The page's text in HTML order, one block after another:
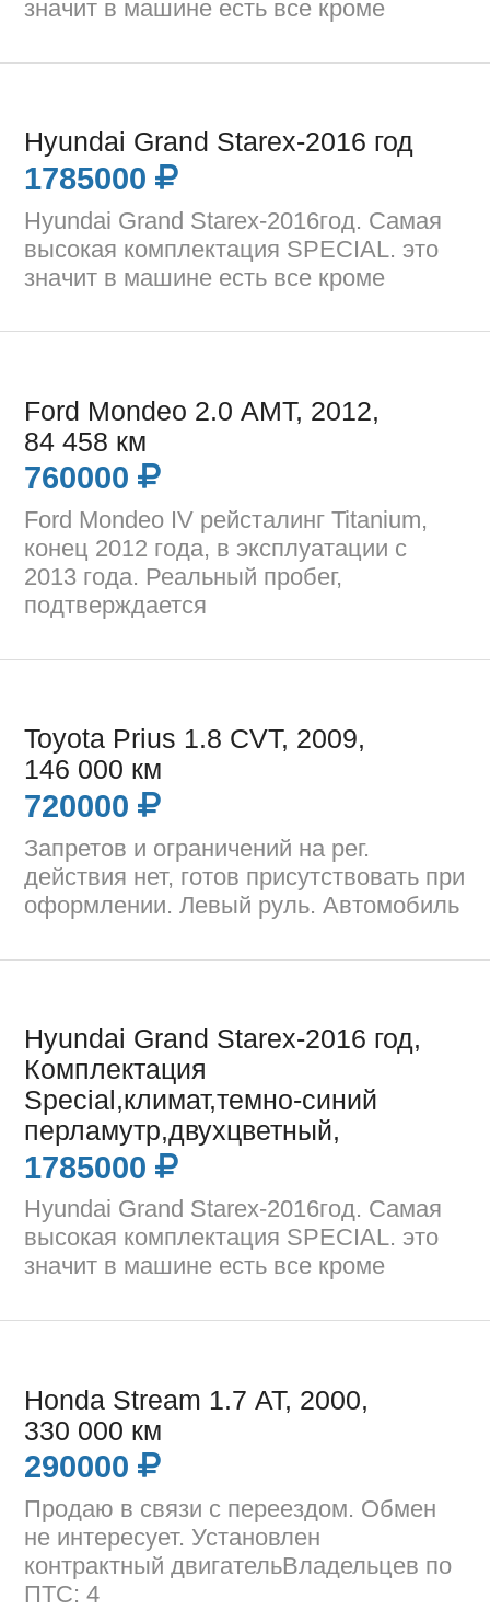
значит в машине есть все кроме
Hyundai Grand Starex-2016 год
1785000
Hyundai Grand Starex-2016год. Самая
высокая комплектация SPECIAL. это
значит в машине есть все кроме
Ford Mondeo 2.0 AMT, 2012,
84 458 км
760000
Ford Mondeo IV рейсталинг Titanium,
конец 2012 года, в эксплуатации с
2013 года. Реальный пробег,
подтверждается
Toyota Prius 1.8 CVT, 2009,
146 000 км
720000
Запретов и ограничений на рег.
действия нет, готов присутствовать при
оформлении. Левый руль. Автомобиль
Hyundai Grand Starex-2016 год,
Комплектация
Special,климат,темно-синий
перламутр,двухцветный,
1785000
Hyundai Grand Starex-2016год. Самая
высокая комплектация SPECIAL. это
значит в машине есть все кроме
Honda Stream 1.7 AT, 2000,
330 000 км
290000
Продаю в связи с переездом. Обмен
не интересует. Установлен
контрактный двигательВладельцев по
ПТС: 4